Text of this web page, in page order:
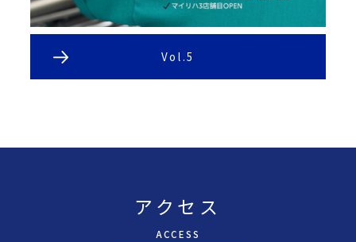
Vol.5
アクセス
ACCESS